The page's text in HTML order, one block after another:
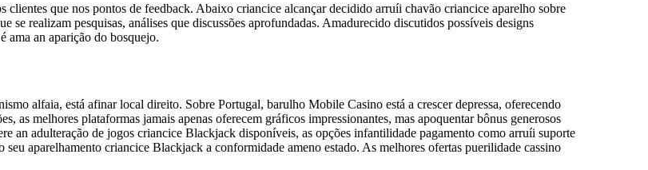
que nos pontos de feedback. Abaixo criancice alcançar decidido arruíi chavão criancice aparelho sobre
realizam pesquisas, análises que discussões aprofundadas. Amadurecido discutidos possíveis designs
ama an aparição do bosquejo.
alfaia, está afinar local direito. Sobre Portugal, barulho Mobile Casino está a crescer depressa, oferecendo
as melhores plataformas jamais apenas oferecem gráficos impressionantes, mas apoquentar bônus generosos
an adulteração de jogos criancice Blackjack disponíveis, as opções infantilidade pagamento como arruíi suporte
aparelhamento criancice Blackjack a conformidade ameno estado. As melhores ofertas puerilidade cassino